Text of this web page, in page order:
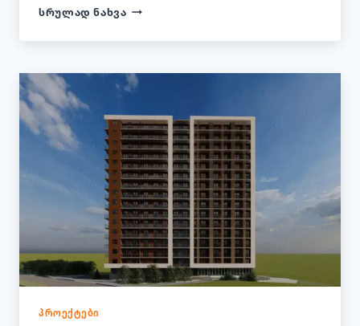
ᲡᲠᲣᲚᲐᲓ ᲜᲐᲮᲕᲐᲡᲐᲪᲮᲝᲕᲠᲔᲑᲔᲚᲘ
ᲐᲠᲐᲧᲘᲨᲕᲘᲚᲖᲔ
ᲐᲜᲐᲒᲘ
ᲞᲠᲝᲔᲥᲢᲔᲑᲘ